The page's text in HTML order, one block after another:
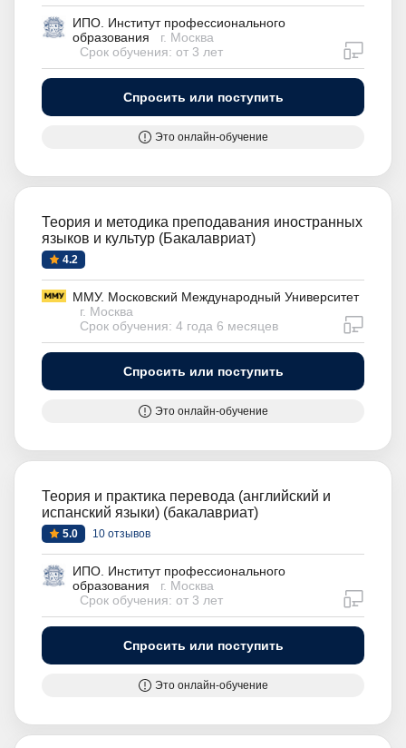
ИПО. Институт профессионального
образования
г. Москва
Срок обучения: от 3 лет
Спросить или поступить
Это онлайн-обучение
Теория и методика преподавания иностранных
языков и культур (Бакалавриат)
4.2
ММУ. Московский Международный Университет
г. Москва
Срок обучения: 4 года 6 месяцев
Спросить или поступить
Это онлайн-обучение
Теория и практика перевода (английский и
испанский языки) (бакалавриат)
5.0 10 отзывов
ИПО. Институт профессионального
образования
г. Москва
Срок обучения: от 3 лет
Спросить или поступить
Это онлайн-обучение